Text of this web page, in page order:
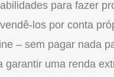
para fazer
los por conta
– sem pagar nada
garantir uma renda